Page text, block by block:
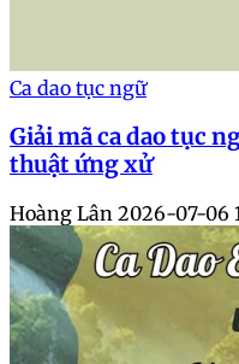
Ca dao tục ngữ
Giải mã ca dao tục
thuật ứng xử
Hoàng Lân 2026-07-06